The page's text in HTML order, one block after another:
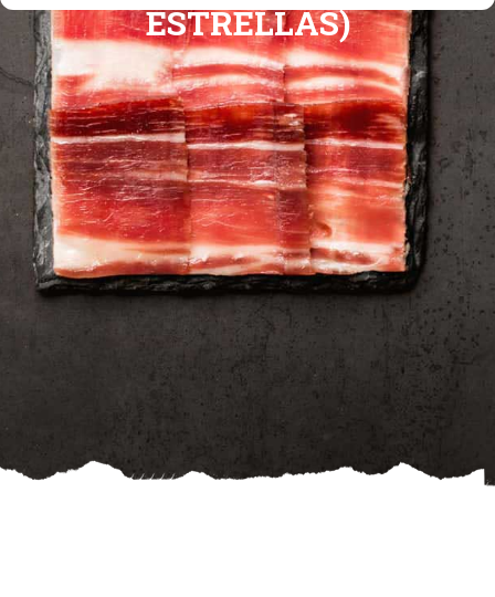
ESTRELLAS)